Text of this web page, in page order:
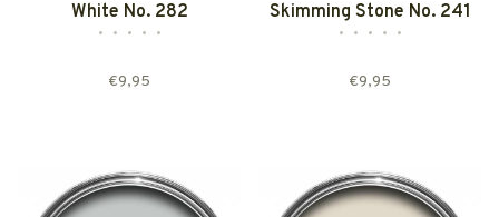
White No. 282
• • • • •
€9,95
Skimming Stone No. 241
• • • • •
€9,95